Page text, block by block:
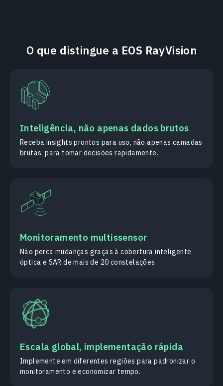
O que distingue a EOS RayVision
Inteligência, não apenas dados brutos
Receba insights prontos para uso, não apenas camadas
brutas, para tomar decisões rapidamente.
Monitoramento multissensor
Não perca mudanças graças à cobertura inteligente
óptica e SAR de mais de 20 constelações.
Escala global, implementação rápida
Implemente em diferentes regiões para padronizar o
monitoramento e economizar tempo.